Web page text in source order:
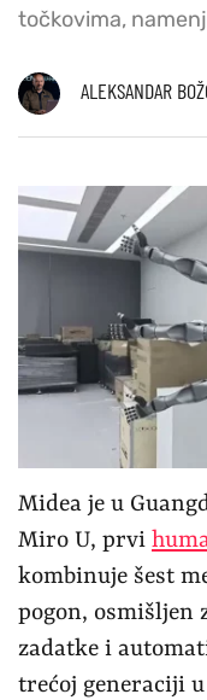
točkovima,
ALEKSANDAR
Midea je u
Miro U, prvi
kombinuje šest
pogon, osmišljen
zadatke i
trećoj generaciji